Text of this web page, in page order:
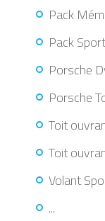
Pack
Pack
Porsche
Porsche
Toit
Toit
Volant
...